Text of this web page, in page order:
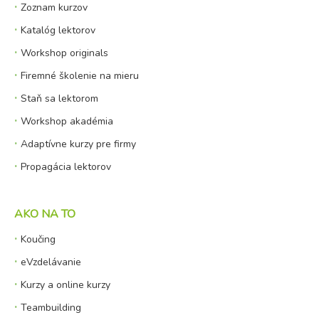
Zoznam kurzov
Katalóg lektorov
Workshop originals
Firemné školenie na mieru
Staň sa lektorom
Workshop akadémia
Adaptívne kurzy pre firmy
Propagácia lektorov
AKO NA TO
Koučing
eVzdelávanie
Kurzy a online kurzy
Teambuilding